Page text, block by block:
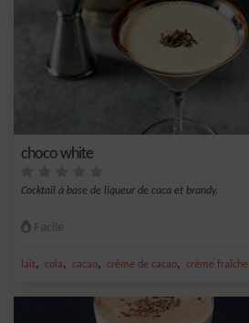
choco white
Cocktail à base de liqueur de caca et brandy.
Facile
lait, cola, cacao, crème de cacao, crème fraîche